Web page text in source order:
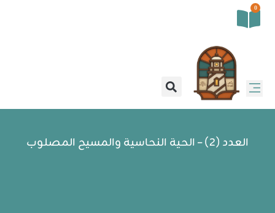
0
العدد (2) – الحية النحاسية والمسيح المصلوب